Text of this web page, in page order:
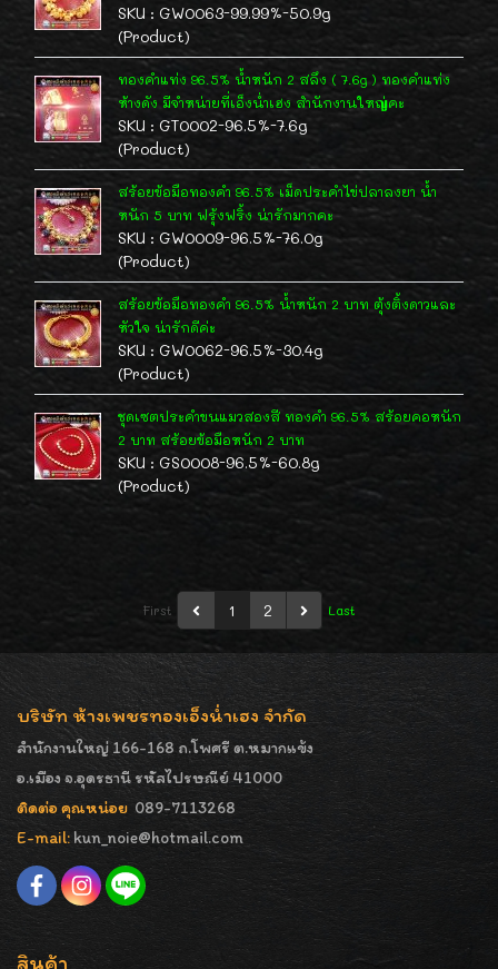
SKU : GW0063-99.99%-50.9g
(Product)
ทองคำแท่ง 96.5% น้ำหนัก 2 สลึง ( 7.6g ) ทองคำแท่ง
ห้างดัง มีจำหน่ายที่เอ็งน่ำเฮง สำนักงานใหญ่คะ
SKU : GT0002-96.5%-7.6g
(Product)
สร้อยข้อมือทองคำ 96.5% เม็ดประคำไข่ปลาลงยา น้ำ
หนัก 5 บาท ฟรุ้งฟริ้ง น่ารักมากคะ
SKU : GW0009-96.5%-76.0g
(Product)
สร้อยข้อมือทองคำ 96.5% น้ำหนัก 2 บาท ตุ้งติ้งดาวและ
หัวใจ น่ารักดีค่ะ
SKU : GW0062-96.5%-30.4g
(Product)
ชุดเซตประคำขนแมวสองสี ทองคำ 96.5% สร้อยคอหนัก
2 บาท สร้อยข้อมือหนัก 2 บาท
SKU : GS0008-96.5%-60.8g
(Product)
First 1 2 Last
บริษัท ห้างเพชรทองเอ็งน่ำเฮง จำกัด
สำนักงานใหญ่ 166-168 ถ.โพศรี ต.หมากแข้ง
อ.เมือง จ.อุดรธานี รหัสไปรษณีย์ 41000
ติดต่อ คุณหน่อย 089-7113268
E-mail: kun_noie@hotmail.com
สินค้า